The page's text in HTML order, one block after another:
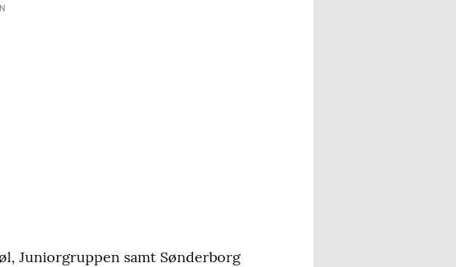
Juniorgruppen samt Sønderborg